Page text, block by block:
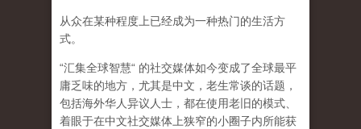
从众在某种程度上已经成为一种热门的生活方
式。
“汇集全球智慧“ 的社交媒体如今变成了全球最平
庸乏味的地方，尤其是中文，老生常谈的话题，
包括海外华人异议人士，都在使用老旧的模式、
着眼于在中文社交媒体上狭窄的小圈子内所能获